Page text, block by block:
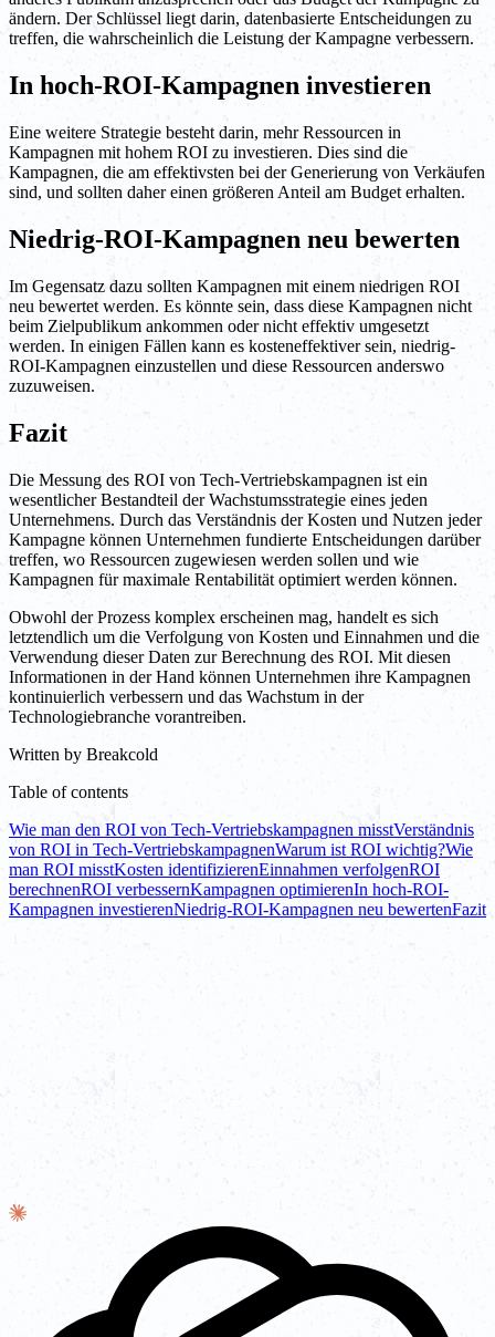
ändern. Der Schlüssel liegt darin, datenbasierte Entscheidungen zu
treffen, die wahrscheinlich die Leistung der Kampagne verbessern.
In hoch-ROI-Kampagnen investieren
Eine weitere Strategie besteht darin, mehr Ressourcen in
Kampagnen mit hohem ROI zu investieren. Dies sind die
Kampagnen, die am effektivsten bei der Generierung von Verkäufen
sind, und sollten daher einen größeren Anteil am Budget erhalten.
Niedrig-ROI-Kampagnen neu bewerten
Im Gegensatz dazu sollten Kampagnen mit einem niedrigen ROI
neu bewertet werden. Es könnte sein, dass diese Kampagnen nicht
beim Zielpublikum ankommen oder nicht effektiv umgesetzt
werden. In einigen Fällen kann es kosteneffektiver sein, niedrig-
ROI-Kampagnen einzustellen und diese Ressourcen anderswo
zuzuweisen.
Fazit
Die Messung des ROI von Tech-Vertriebskampagnen ist ein
wesentlicher Bestandteil der Wachstumsstrategie eines jeden
Unternehmens. Durch das Verständnis der Kosten und Nutzen jeder
Kampagne können Unternehmen fundierte Entscheidungen darüber
treffen, wo Ressourcen zugewiesen werden sollen und wie
Kampagnen für maximale Rentabilität optimiert werden können.
Obwohl der Prozess komplex erscheinen mag, handelt es sich
letztendlich um die Verfolgung von Kosten und Einnahmen und die
Verwendung dieser Daten zur Berechnung des ROI. Mit diesen
Informationen in der Hand können Unternehmen ihre Kampagnen
kontinuierlich verbessern und das Wachstum in der
Technologiebranche vorantreiben.
Written by Breakcold
Table of contents
Wie man den ROI von Tech-Vertriebskampagnen misstVerständnis
von ROI in Tech-VertriebskampagnenWarum ist ROI wichtig?Wie
man ROI misstKosten identifizierenEinnahmen verfolgenROI
berechnenROI verbessernKampagnen optimierenIn hoch-ROI-
Kampagnen investierenNiedrig-ROI-Kampagnen neu bewertenFazit